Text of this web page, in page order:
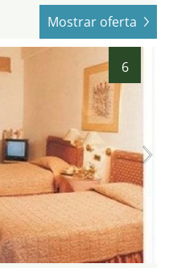
Mostrar oferta
6